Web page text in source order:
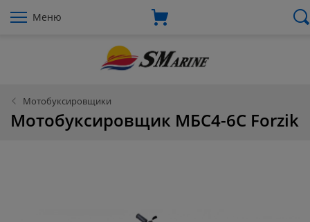
Меню
Мотобуксировщики
Мотобуксировщик МБС4-6С Forzik